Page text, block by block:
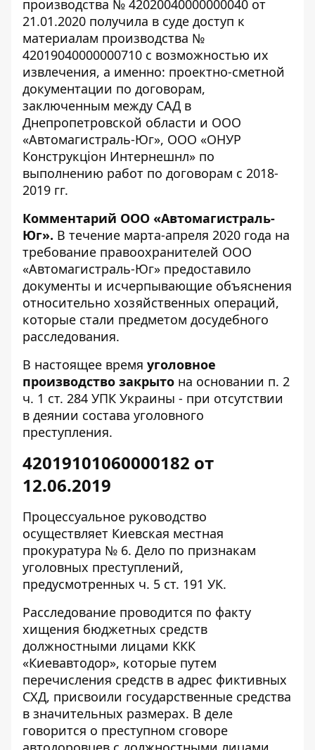
производства № 42020040000000040 от
21.01.2020 получила в суде доступ к
материалам производства №
42019040000000710 с возможностью их
извлечения, а именно: проектно-сметной
документации по договорам,
заключенным между САД в
Днепропетровской области и ООО
«Автомагистраль-Юг», ООО «ОНУР
Конструкцiон Интернешнл» по
выполнению работ по договорам с 2018-
2019 гг.
Комментарий ООО «Автомагистраль-
Юг». В течение марта-апреля 2020 года на
требование правоохранителей ООО
«Автомагистраль-Юг» предоставило
документы и исчерпывающие объяснения
относительно хозяйственных операций,
которые стали предметом досудебного
расследования.
В настоящее время уголовное
производство закрыто на основании п. 2
ч. 1 ст. 284 УПК Украины - при отсутствии
в деянии состава уголовного
преступления.
42019101060000182 от
12.06.2019
Процессуальное руководство
осуществляет Киевская местная
прокуратура № 6. Дело по признакам
уголовных преступлений,
предусмотренных ч. 5 ст. 191 УК.
Расследование проводится по факту
хищения бюджетных средств
должностными лицами ККК
«Киевавтодор», которые путем
перечисления средств в адрес фиктивных
СХД, присвоили государственные средства
в значительных размерах. В деле
говорится о преступном сговоре